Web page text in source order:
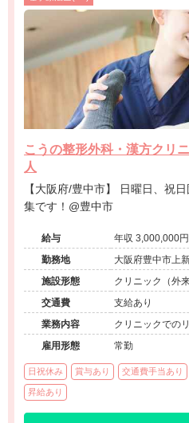
こうの整形外科・漢方クリ
人
【大阪府/豊中市】 日曜日、祝日固定休み！クリニックでの募
集です！@豊中市
給与
勤務地
大阪府豊中市上
ブリッジ1F
施設形態
クリニック（外来
交通費
支給あり
業務内容
クリニックでの
雇用形態
常勤
日祝休み 賞与あり 交通費手当あり
昇給あり